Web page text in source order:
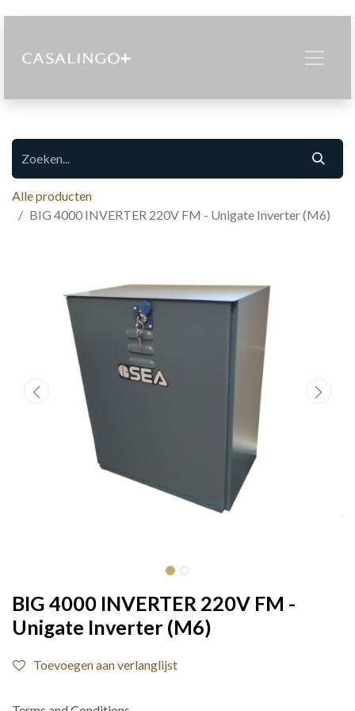
Alle producten
BIG 4000 INVERTER 220V FM - Unigate Inverter (M6)
BIG 4000 INVERTER 220V FM -
Unigate Inverter (M6)
Toevoegen aan verlanglijst